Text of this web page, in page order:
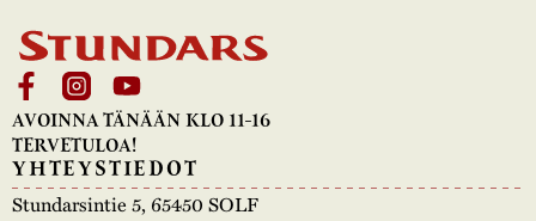
AVOINNA TÄNÄÄN KLO 11-16
TERVETULOA!
YHTEYSTIEDOT
Stundarsintie 5, 65450 SOLF